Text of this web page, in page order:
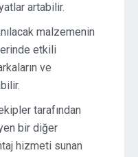
artabilir.
malzemenin
etkili
ve
tarafından
bir diğer
hizmeti sunan